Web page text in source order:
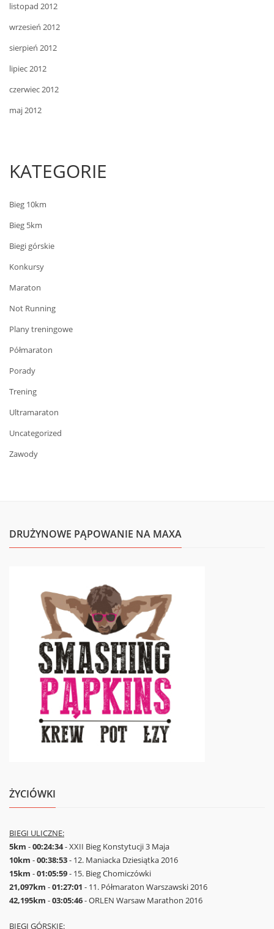
listopad 2012
wrzesień 2012
sierpień 2012
lipiec 2012
czerwiec 2012
maj 2012
KATEGORIE
Bieg 10km
Bieg 5km
Biegi górskie
Konkursy
Maraton
Not Running
Plany treningowe
Półmaraton
Porady
Trening
Ultramaraton
Uncategorized
Zawody
DRUŻYNOWE PĄPOWANIE NA MAXA
ŻYCIÓWKI
BIEGI ULICZNE:
5km -00:24:34- XXII Bieg Konstytucji 3 Maja
10km -00:38:53- 12. Maniacka Dziesiątka 2016
15km -01:05:59- 15. Bieg Chomiczówki
21,097km -01:27:01 - 11. Półmaraton Warszawski 2016
42,195km -03:05:46- ORLEN Warsaw Marathon 2016
BIEGI GÓRSKIE: